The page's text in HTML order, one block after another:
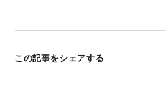
この記事をシェアする